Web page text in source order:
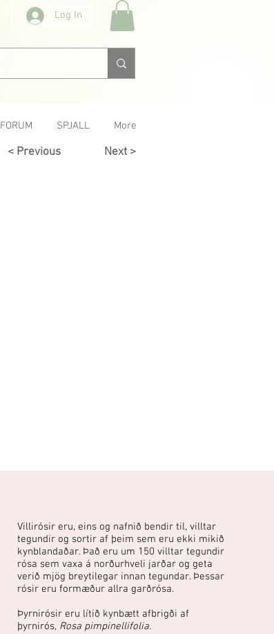
Log In
FORUM SPJALL More
< Previous Next >
Villirósir eru, eins og nafnið bendir til, villtar
tegundir og sortir af þeim sem eru ekki mikið
kynblandaðar. Það eru um 150 villtar tegundir
rósa sem vaxa á norðurhveli jarðar og geta
verið mjög breytilegar innan tegundar. Þessar
rósir eru formæður allra garðrósa.
Þyrnirósir eru lítið kynbætt afbrigði af
þyrnirós, Rosa pimpinellifolia.